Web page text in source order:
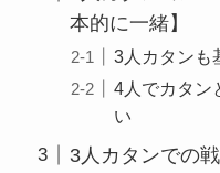
本的に一緒】
3人カタンも
4人でカタン
い
3人カタンでの